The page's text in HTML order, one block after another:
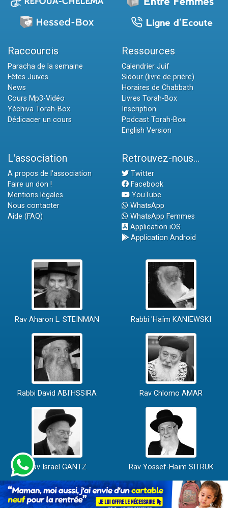
Raccourcis
Paracha de la semaine
Fêtes Juives
News
Cours Mp3-Vidéo
Yéchiva Torah-Box
Dédicacer un cours
Ressources
Calendrier Juif
Sidour (livre de prière)
Horaires de Chabbath
Livres Torah-Box
Inscription
Podcast Torah-Box
English Version
L'association
A propos de l'association
Faire un don !
Mentions légales
Nous contacter
Aide (FAQ)
Retrouvez-nous...
Twitter
Facebook
YouTube
WhatsApp
WhatsApp Femmes
Application iOS
Application Android
Rav Aharon L. STEINMAN Rabbi 'Haïm KANIEWSKI
Rabbi David ABI'HSSIRA Rav Chlomo AMAR
Rav Israël GANTZ Rav Yossef-Haïm SITRUK